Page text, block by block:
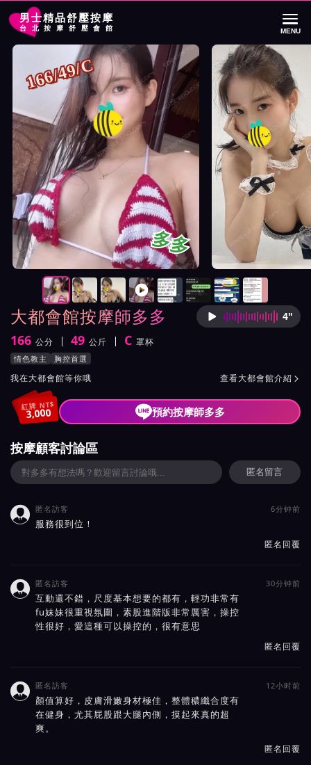
男士精品舒壓按摩
台北按摩舒壓會館 MENU
首頁 大都會館按摩師多多詳細介紹
大都會館按摩師多多 按摩師
4"
身高
166 公分
體重 49 公斤
罩杯 C 罩杯
按摩師多多服務風格與特色
情色教主 胸控首選
按摩師多多所屬按摩會館介紹與班表
我在大都會館等你哦 查看大都會館介紹 
紅牌 NT$
3,000 預約按摩師多多
大都會館按摩師多多照片展示與影片介
多多
166/49/C
按摩師多多照片展示與影片介紹及客戶評價截屏展示
按摩顧客討論區
匿名留言
 匿名訪客 6分钟前
服務很到位！
匿名回覆
 匿名訪客 30分钟前
互動還不錯，尺度基本想要的都有，輕功非常有
fu妹妹很重視氛圍，素股進階版非常厲害，操控
性很好，愛這種可以操控的，很有意思
匿名回覆
 匿名訪客 12小时前
顏值算好，皮膚滑嫩身材極佳，整體穠纖合度有
在健身，尤其屁股跟大腿內側，摸起來真的超
爽。
匿名回覆